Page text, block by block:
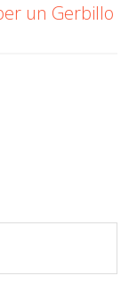
un Gerbillo